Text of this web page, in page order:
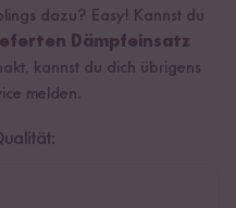
dazu? Easy! Kannst du
Dämpfeinsatz
kannst du dich übrigens
melden.